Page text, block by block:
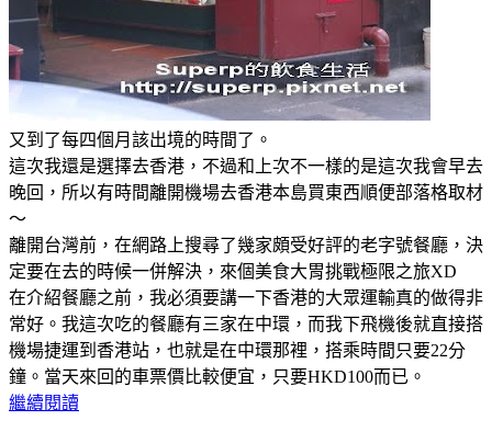
又到了每四個月該出境的時間了。
這次我還是選擇去香港，不過和上次不一樣的是這次我會早去
晚回，所以有時間離開機場去香港本島買東西順便部落格取材
～
離開台灣前，在網路上搜尋了幾家頗受好評的老字號餐廳，決
定要在去的時候一併解決，來個美食大胃挑戰極限之旅XD
在介紹餐廳之前，我必須要講一下香港的大眾運輸真的做得非
常好。我這次吃的餐廳有三家在中環，而我下飛機後就直接搭
機場捷運到香港站，也就是在中環那裡，搭乘時間只要22分
鐘。當天來回的車票價比較便宜，只要HKD100而已。
繼續閱讀